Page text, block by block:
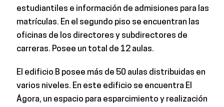
estudiantiles e información de admisiones para las
matrículas. En el segundo piso se encuentran las
oficinas de los directores y subdirectores de
carreras. Posee un total de 12 aulas.
El edificio B posee más de 50 aulas distribuidas en
varios niveles. En este edificio se encuentra El
Ágora, un espacio para esparcimiento y realización